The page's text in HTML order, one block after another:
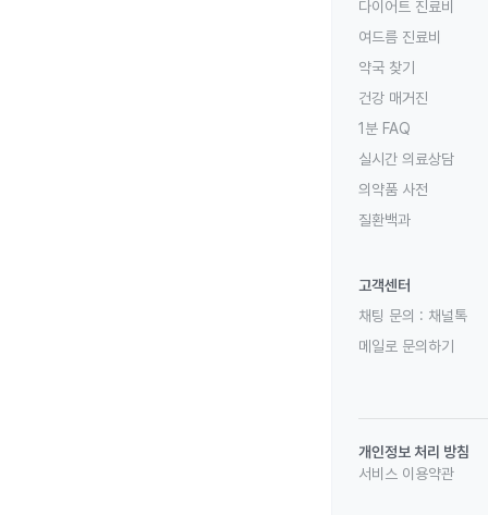
다이어트 진료비
여드름 진료비
약국 찾기
건강 매거진
1분 FAQ
실시간 의료상담
의약품 사전
질환백과
고객센터
채팅 문의 : 채널톡
메일로 문의하기
개인정보 처리 방침
서비스 이용약관